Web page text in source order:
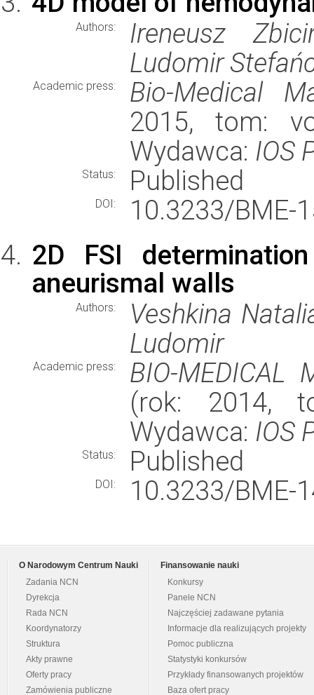
Authors:
Ireneusz
Ludomir
Academic press:
Bio-Medical
2015, tom:
Wydawca: IOS
Status: Published
DOI:
10.3233/BME-
2D FSI
aneurismal walls
Authors:
Veshkina
Ludomir
Academic press:
BIO-MEDICAL
(rok: 2014,
Wydawca: IOS
Status: Published
DOI: 10.3233/BME-
O Narodowym Centrum Nauki
Zadania NCN
Dyrekcja
Rada NCN
Koordynatorzy
Struktura
Akty prawne
Oferty pracy
Zamówienia publiczne
Finansowanie nauki
Konkursy
Panele NCN
Najczęściej zadawane pytania
Informacje dla realizujących projekty
Pomoc publiczna
Statystyki konkursów
Przykłady finansowanych projektów
Baza ofert pracy